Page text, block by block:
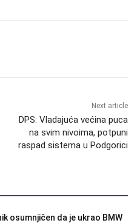
Next article
DPS: Vladajuća većina puca
na svim nivoima, potpuni
raspad sistema u Podgorici
osumnjičen da je ukrao BMW